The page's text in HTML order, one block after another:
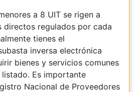
a 8 UIT se rigen a
directos regulados por cada
tienes el
inversa electrónica
bienes y servicios comunes
Es importante
Nacional de Proveedores